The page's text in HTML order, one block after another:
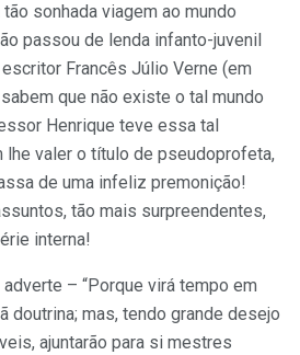
sonhada viagem ao mundo
passou de lenda infanto-juvenil
Francês Júlio Verne (em
que não existe o tal mundo
Henrique teve essa tal
lhe valer o título de pseudoprofeta,
de uma infeliz premonição!
tão mais surpreendentes,
interna!
– “Porque virá tempo em
doutrina; mas, tendo grande desejo
ajuntarão para si mestres